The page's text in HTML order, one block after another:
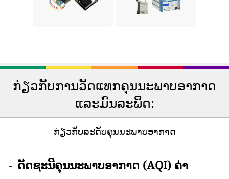
ກ່ຽວກັບການວັດແທກຄຸນນະພາບອາກາດ
ແລະມົນລະພິດ:
ກ່ຽວກັບລະດັບຄຸນນະພາບອາກາດ
- ດັດຊະນີຄຸນນະພາບອາກາດ (AQI) ຄ່າ